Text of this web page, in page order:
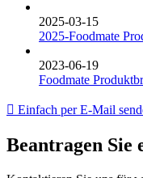
2025-03-15
2025-Foodmate
2023-06-19
Foodmate
 Einfach per E-Mail
Beantragen Sie